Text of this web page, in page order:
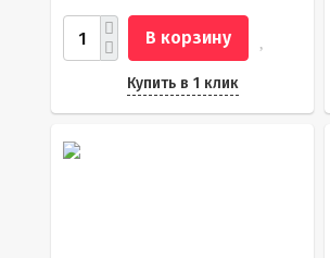
В корзину
Купить в 1 клик